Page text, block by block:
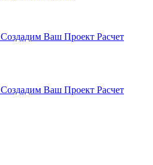
Создадим Ваш Проект Расчет
Создадим Ваш Проект Расчет